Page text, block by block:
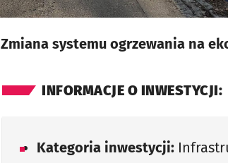
Zmiana systemu ogrzewania na
INFORMACJE O INWESTYCJI:
Kategoria inwestycji: